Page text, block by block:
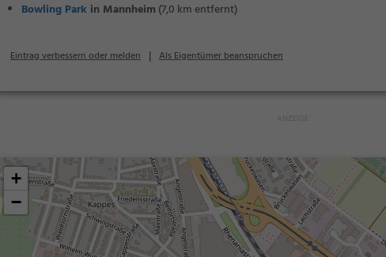
Bowling Park in Mannheim (7,0 km entfernt)
Eintrag verbessern oder melden | Als Eigentümer beanspruchen
+
−